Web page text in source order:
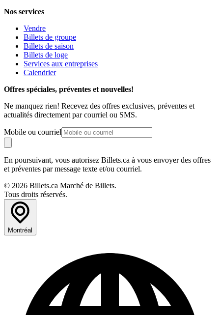
Nos services
Vendre
Billets de groupe
Billets de saison
Billets de loge
Services aux entreprises
Calendrier
Offres spéciales, préventes et nouvelles!
Ne manquez rien! Recevez des offres exclusives, préventes et
actualités directement par courriel ou SMS.
Mobile ou courriel
En poursuivant, vous autorisez Billets.ca à vous envoyer des offres
et préventes par message texte et/ou courriel.
© 2026 Billets.ca Marché de Billets.
Tous droits réservés.
Montréal